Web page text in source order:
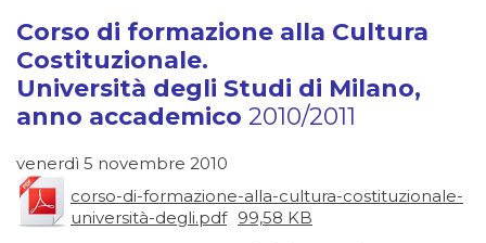
Corso di formazione alla Cultura
Costituzionale.
Università degli Studi di Milano,
anno accademico 2010/2011
venerdì 5 novembre 2010
corso-di-formazione-alla-cultura-costituzionale-
università-degli.pdf 99,58 KB